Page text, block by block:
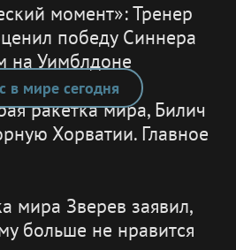
момент»: Тренер
победу Синнера
на Уимблдоне
ракетка мира, Билич
Хорватии. Главное
мира Зверев заявил,
больше не нравится
в мире сегодня